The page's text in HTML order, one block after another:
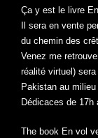
Ça y est le livre
Il sera en vente
du chemin des
Venez me
réalité virtuel)
Pakistan au
Dédicaces de
The book En vol